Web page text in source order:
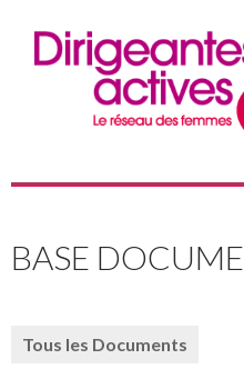
AU
PRINCIPAL
BASE
Tous les Documents